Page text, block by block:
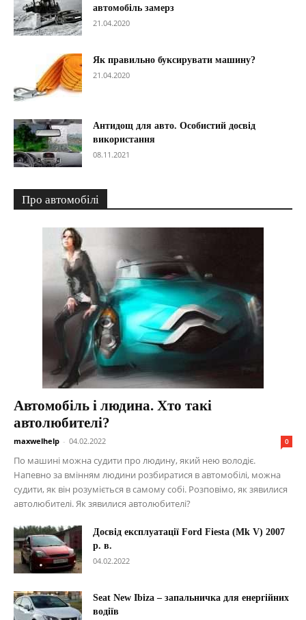
автомобіль замерз
21.04.2020
Як правильно буксирувати машину?
21.04.2020
Антидощ для авто. Особистий досвід
використання
08.11.2021
Про автомобілі
Автомобіль і людина. Хто такі
автолюбителі?
maxwelhelp - 04.02.2022 0
По машині можна судити про людину, який нею володіє.
Напевно за вмінням людини розбиратися в автомобілі, можна
судити, як він розуміється в самому собі. Розповімо, як зявилися
автолюбителі. Як зявилися автолюбителі?
Досвід експлуатації Ford Fiesta (Mk V) 2007
р. в.
04.02.2022
Seat New Ibiza – запальничка для енергійних
водіїв